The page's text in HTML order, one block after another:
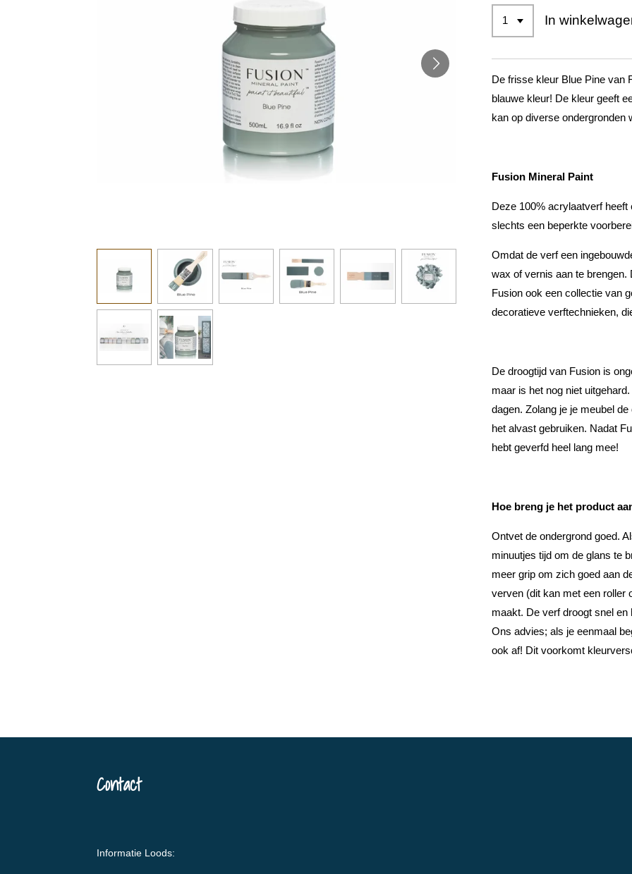
In
De frisse kleur Blue Pine van
blauwe kleur! De kleur geeft
kan op diverse ondergronden
Fusion Mineral Paint
Deze 100% acrylaatverf
slechts een beperkte
Omdat de verf een
wax of vernis aan te
Fusion ook een collectie van
decoratieve verftechnieken,
De droogtijd van Fusion is
maar is het nog niet
dagen. Zolang je je meubel
het alvast gebruiken. Nadat
hebt geverfd heel lang mee!
Hoe breng je het product
Ontvet de ondergrond goed.
minuutjes tijd om de glans te
meer grip om zich goed aan
verven (dit kan met een roller
maakt. De verf droogt snel
Ons advies; als je eenmaal
ook af! Dit voorkomt
Contact
Informatie Loods: